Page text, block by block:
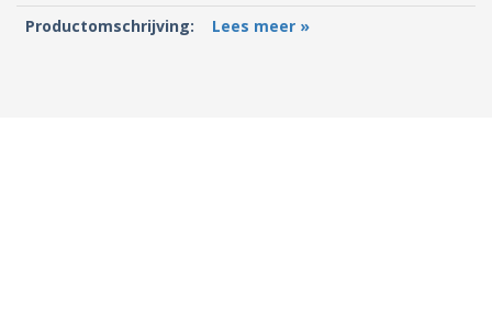
Productomschrijving:
Lees meer »